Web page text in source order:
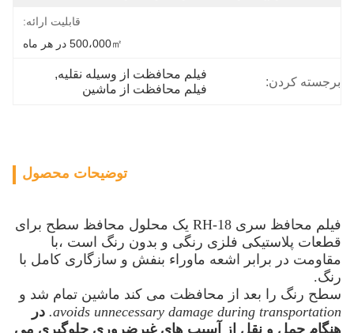
قابلیت ارائه:
500،000㎡ در هر ماه
برجسته کردن:
فیلم محافظت از وسیله نقلیه,
فیلم محافظت از ماشین
توضیحات محصول
فیلم محافظ سری RH-18 یک محلول محافظ سطح برای
قطعات پلاستیکی فلزی رنگی و بدون رنگ است ، با
مقاومت در برابر اشعه ماوراء بنفش و سازگاری کامل با
رنگ.
سطح رنگ را بعد از محافظت می کندماشینتمام شد و
avoids unnecessary damage during transportation. در
هنگام حمل و نقل از آسیب های غیرضروری جلوگیری می